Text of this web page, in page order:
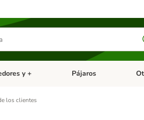
de categoria abierto: Antiparasitarios
y + Menú de categoria
Pájaros
los clientes